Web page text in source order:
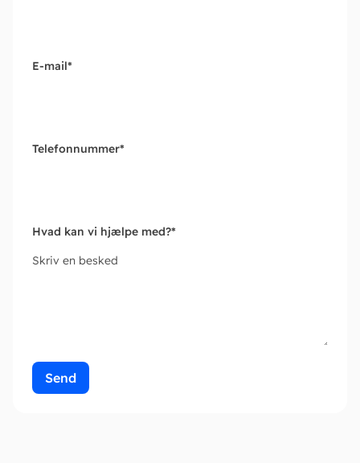
E-mail*
Telefonnummer*
Hvad kan vi hjælpe med?*
Skriv en besked
Send